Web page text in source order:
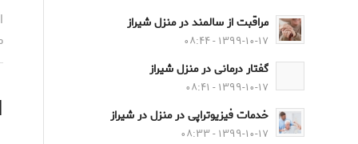
مراقبت از سالمند در منزل شیراز
۱۳۹۹-۱۰-۱۷ - ۰۸:۴۴
گفتار درمانی در منزل شیراز
۱۳۹۹-۱۰-۱۷ - ۰۸:۴۱
خدمات فیزیوتراپی در منزل در شیراز
۱۳۹۹-۱۰-۱۷ - ۰۸:۳۳